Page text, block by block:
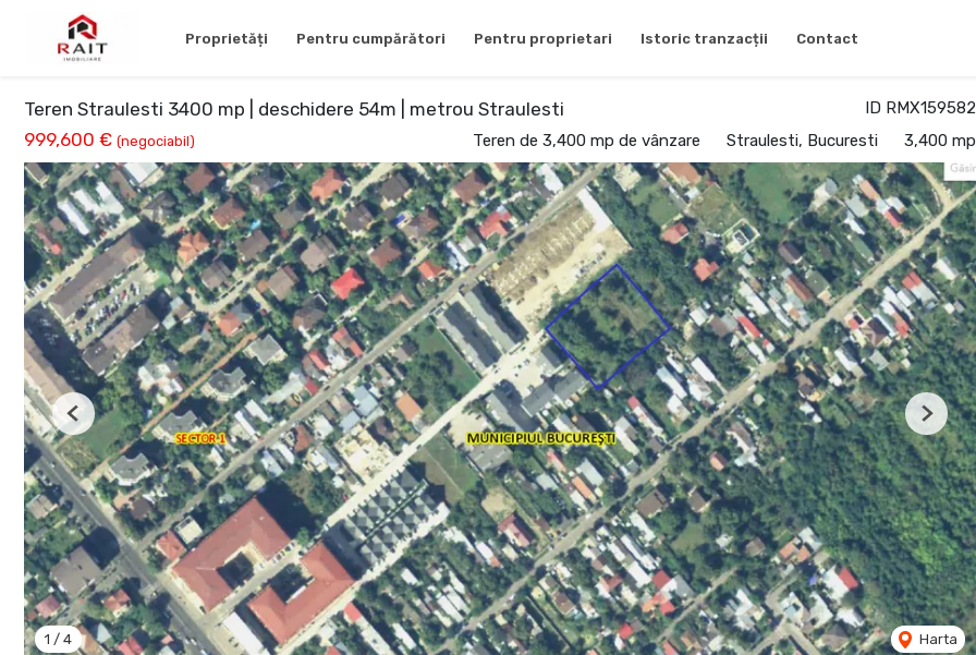
Proprietăți Pentru cumpărători Pentru proprietari Istoric tranzacții Contact
ID RMX159582
Teren Straulesti 3400 mp | deschidere 54m | metrou Straulesti
999,600 € (negociabil) Teren de 3,400 mp de vânzare Straulesti, Bucuresti 3,400 mp
1 / 4 Harta
Previous Next